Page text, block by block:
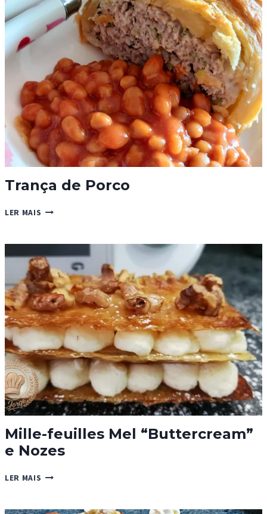
ALHEIRA
E
RICOTA
Trança de Porco
LER MAIS TRANÇA
Mille-feuilles Mel “Buttercream”
e Nozes
LER MAIS MILLE-